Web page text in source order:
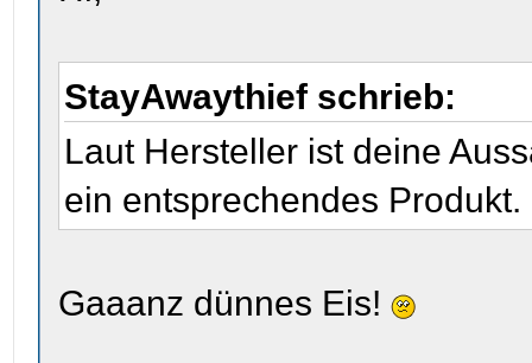
StayAwaythief schrieb:
Laut Hersteller ist deine
ein entsprechendes Produkt.
Gaaanz dünnes Eis!